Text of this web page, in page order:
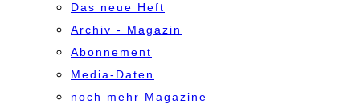
Das neue Heft
Archiv - Magazin
Abonnement
Media-Daten
noch mehr Magazine